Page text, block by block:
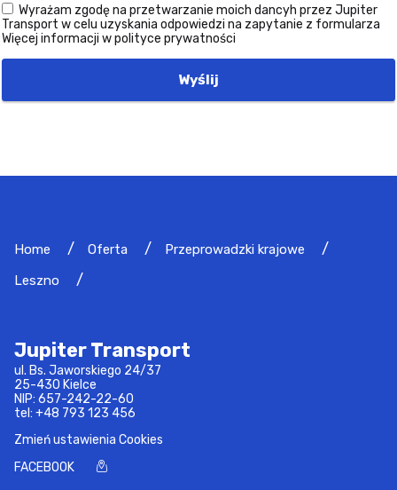
Wyrażam zgodę na przetwarzanie moich dancyh przez Jupiter
Transport w celu uzyskania odpowiedzi na zapytanie z formularza
Więcej informacji w polityce prywatności
Wyślij
Home Oferta
Przeprowadzki krajowe
Leszno
Jupiter Transport
ul. Bs. Jaworskiego 24/37
25-430 Kielce
NIP: 657-242-22-60
tel: +48 793 123 456
Zmień ustawienia Cookies
FACEBOOK